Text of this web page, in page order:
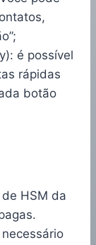
é possível
rápidas
botão
HSM da